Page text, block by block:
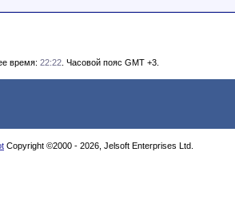
время: 22:22 . Часовой пояс GMT +3.
Copyright ©2000 - 2026, Jelsoft Enterprises Ltd.